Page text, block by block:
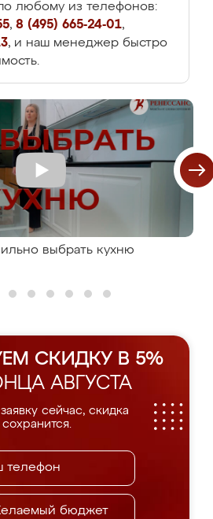
любому из телефонов:
, 8 (495) 665-24-01,
, и наш менеджер быстро
выбрать кухню
СКИДКУ В 5%
АВГУСТА
сейчас, скидка
сохранится.
бюджет